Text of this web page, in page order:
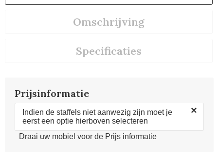
Omschrijving
Specificaties
Prijsinformatie
Indien de staffels niet aanwezig zijn moet je
eerst een optie hierboven selecteren
×
Draai uw mobiel voor de Prijs informatie